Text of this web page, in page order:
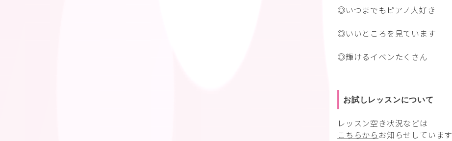
◎いつまでもピアノ大好き
◎いいところを見ています
◎輝けるイベンたくさん
お試しレッスンについて
レッスン空き状況などは
こちらから お知らせしています